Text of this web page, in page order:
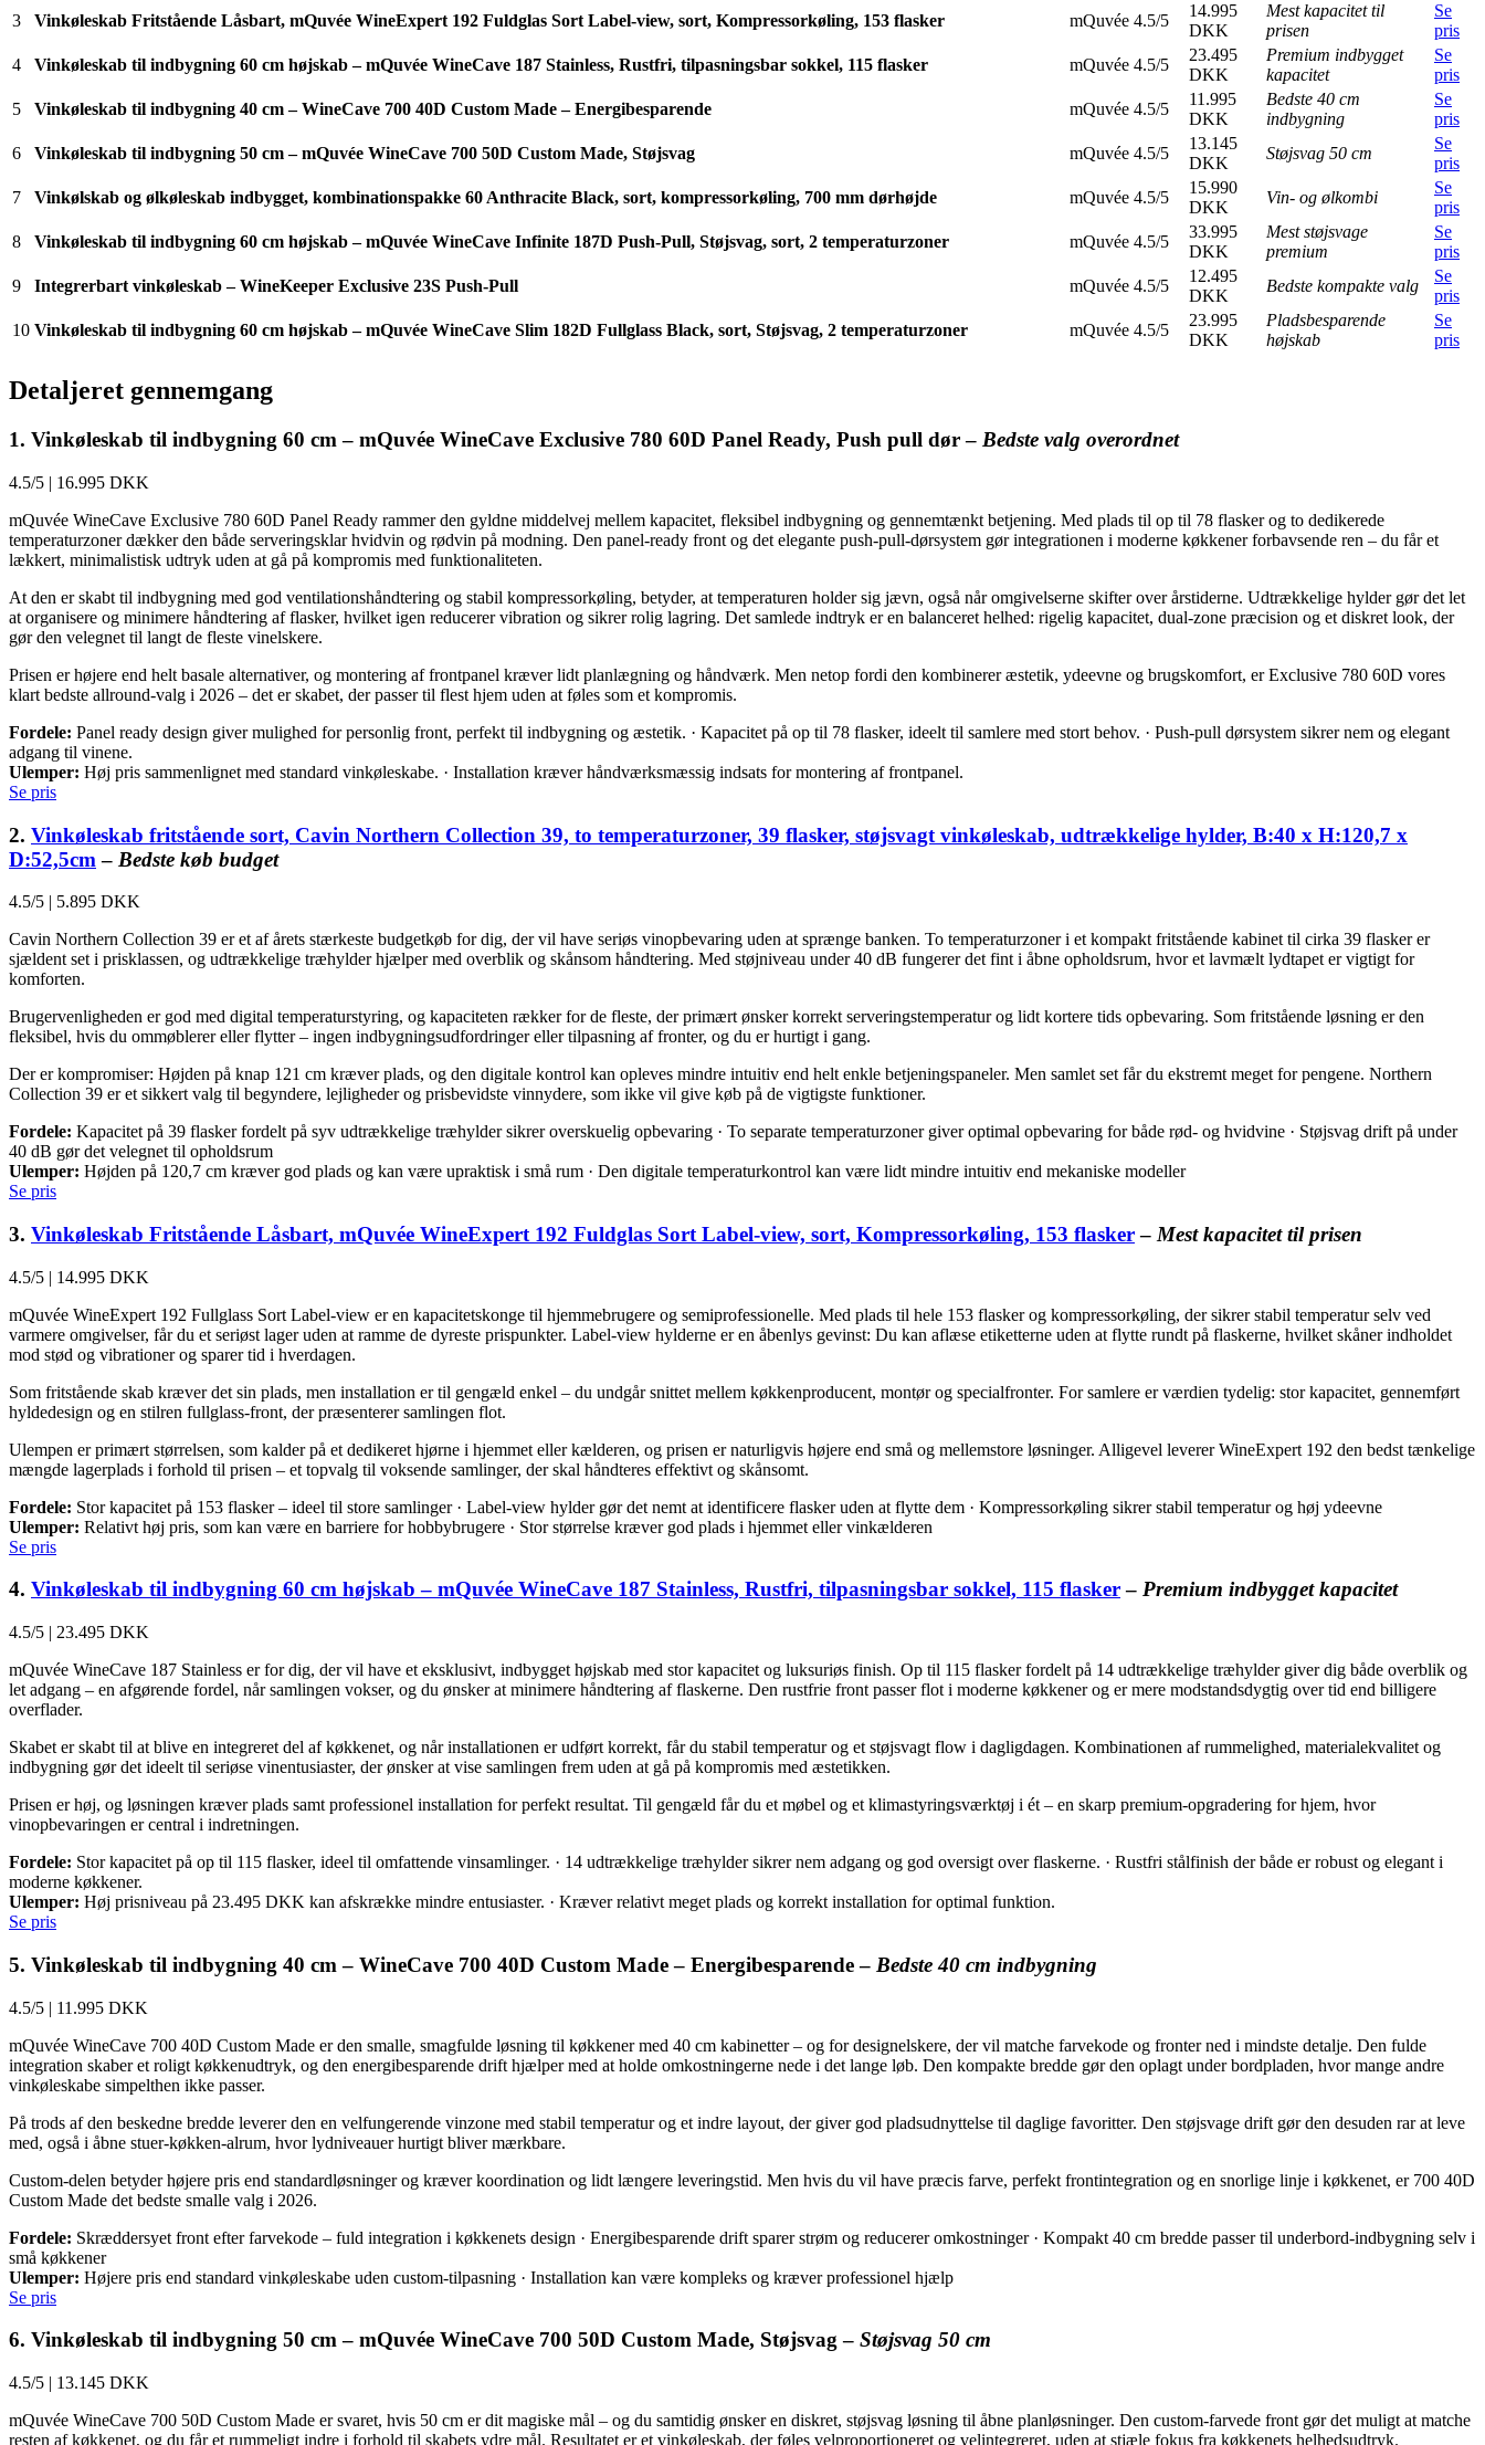
3
Vinkøleskab Fritstående Låsbart, mQuvée WineExpert 192 Fuldglas Sort Label-view, sort, Kompressorkøling, 153 flasker mQuvée 4.5/5
14.995
DKK
Mest kapacitet til
prisen
Se
pris
4
Vinkøleskab til indbygning 60 cm højskab – mQuvée WineCave 187 Stainless, Rustfri, tilpasningsbar sokkel, 115 flasker mQuvée 4.5/5
23.495
DKK
Premium indbygget
kapacitet
Se
pris
5
Vinkøleskab til indbygning 40 cm – WineCave 700 40D Custom Made – Energibesparende mQuvée 4.5/5
11.995
DKK
Bedste 40 cm
indbygning
Se
pris
6
Vinkøleskab til indbygning 50 cm – mQuvée WineCave 700 50D Custom Made, Støjsvag mQuvée 4.5/5
13.145
DKK
Støjsvag 50 cm
Se
pris
7
Vinkølskab og ølkøleskab indbygget, kombinationspakke 60 Anthracite Black, sort, kompressorkøling, 700 mm dørhøjde mQuvée 4.5/5
15.990
DKK
Vin- og ølkombi
Se
pris
8
Vinkøleskab til indbygning 60 cm højskab – mQuvée WineCave Infinite 187D Push-Pull, Støjsvag, sort, 2 temperaturzoner mQuvée 4.5/5
33.995
DKK
Mest støjsvage
premium
Se
pris
9
Integrerbart vinkøleskab – WineKeeper Exclusive 23S Push-Pull mQuvée 4.5/5
12.495
DKK
Bedste kompakte valg
Se
pris
10 Vinkøleskab til indbygning 60 cm højskab – mQuvée WineCave Slim 182D Fullglass Black, sort, Støjsvag, 2 temperaturzoner mQuvée 4.5/5
23.995
DKK
Pladsbesparende
højskab
Se
pris
Detaljeret gennemgang
1. Vinkøleskab til indbygning 60 cm – mQuvée WineCave Exclusive 780 60D Panel Ready, Push pull dør – Bedste valg overordnet
4.5/5 | 16.995 DKK
mQuvée WineCave Exclusive 780 60D Panel Ready rammer den gyldne middelvej mellem kapacitet, fleksibel indbygning og gennemtænkt betjening. Med plads til op til 78 flasker og to dedikerede
temperaturzoner dækker den både serveringsklar hvidvin og rødvin på modning. Den panel-ready front og det elegante push-pull-dørsystem gør integrationen i moderne køkkener forbavsende ren – du får et
lækkert, minimalistisk udtryk uden at gå på kompromis med funktionaliteten.
At den er skabt til indbygning med god ventilationshåndtering og stabil kompressorkøling, betyder, at temperaturen holder sig jævn, også når omgivelserne skifter over årstiderne. Udtrækkelige hylder gør det let
at organisere og minimere håndtering af flasker, hvilket igen reducerer vibration og sikrer rolig lagring. Det samlede indtryk er en balanceret helhed: rigelig kapacitet, dual-zone præcision og et diskret look, der
gør den velegnet til langt de fleste vinelskere.
Prisen er højere end helt basale alternativer, og montering af frontpanel kræver lidt planlægning og håndværk. Men netop fordi den kombinerer æstetik, ydeevne og brugskomfort, er Exclusive 780 60D vores
klart bedste allround-valg i 2026 – det er skabet, der passer til flest hjem uden at føles som et kompromis.
Fordele: Panel ready design giver mulighed for personlig front, perfekt til indbygning og æstetik. · Kapacitet på op til 78 flasker, ideelt til samlere med stort behov. · Push-pull dørsystem sikrer nem og elegant
adgang til vinene.
Ulemper: Høj pris sammenlignet med standard vinkøleskabe. · Installation kræver håndværksmæssig indsats for montering af frontpanel.
Se pris
2. Vinkøleskab fritstående sort, Cavin Northern Collection 39, to temperaturzoner, 39 flasker, støjsvagt vinkøleskab, udtrækkelige hylder, B:40 x H:120,7 x
D:52,5cm – Bedste køb budget
4.5/5 | 5.895 DKK
Cavin Northern Collection 39 er et af årets stærkeste budgetkøb for dig, der vil have seriøs vinopbevaring uden at sprænge banken. To temperaturzoner i et kompakt fritstående kabinet til cirka 39 flasker er
sjældent set i prisklassen, og udtrækkelige træhylder hjælper med overblik og skånsom håndtering. Med støjniveau under 40 dB fungerer det fint i åbne opholdsrum, hvor et lavmælt lydtapet er vigtigt for
komforten.
Brugervenligheden er god med digital temperaturstyring, og kapaciteten rækker for de fleste, der primært ønsker korrekt serveringstemperatur og lidt kortere tids opbevaring. Som fritstående løsning er den
fleksibel, hvis du ommøblerer eller flytter – ingen indbygningsudfordringer eller tilpasning af fronter, og du er hurtigt i gang.
Der er kompromiser: Højden på knap 121 cm kræver plads, og den digitale kontrol kan opleves mindre intuitiv end helt enkle betjeningspaneler. Men samlet set får du ekstremt meget for pengene. Northern
Collection 39 er et sikkert valg til begyndere, lejligheder og prisbevidste vinnydere, som ikke vil give køb på de vigtigste funktioner.
Fordele: Kapacitet på 39 flasker fordelt på syv udtrækkelige træhylder sikrer overskuelig opbevaring · To separate temperaturzoner giver optimal opbevaring for både rød- og hvidvine · Støjsvag drift på under
40 dB gør det velegnet til opholdsrum
Ulemper: Højden på 120,7 cm kræver god plads og kan være upraktisk i små rum · Den digitale temperaturkontrol kan være lidt mindre intuitiv end mekaniske modeller
Se pris
3. Vinkøleskab Fritstående Låsbart, mQuvée WineExpert 192 Fuldglas Sort Label-view, sort, Kompressorkøling, 153 flasker– Mest kapacitet til prisen
4.5/5 | 14.995 DKK
mQuvée WineExpert 192 Fullglass Sort Label-view er en kapacitetskonge til hjemmebrugere og semiprofessionelle. Med plads til hele 153 flasker og kompressorkøling, der sikrer stabil temperatur selv ved
varmere omgivelser, får du et seriøst lager uden at ramme de dyreste prispunkter. Label-view hylderne er en åbenlys gevinst: Du kan aflæse etiketterne uden at flytte rundt på flaskerne, hvilket skåner indholdet
mod stød og vibrationer og sparer tid i hverdagen.
Som fritstående skab kræver det sin plads, men installation er til gengæld enkel – du undgår snittet mellem køkkenproducent, montør og specialfronter. For samlere er værdien tydelig: stor kapacitet, gennemført
hyldedesign og en stilren fullglass-front, der præsenterer samlingen flot.
Ulempen er primært størrelsen, som kalder på et dedikeret hjørne i hjemmet eller kælderen, og prisen er naturligvis højere end små og mellemstore løsninger. Alligevel leverer WineExpert 192 den bedst tænkelige
mængde lagerplads i forhold til prisen – et topvalg til voksende samlinger, der skal håndteres effektivt og skånsomt.
Fordele: Stor kapacitet på 153 flasker – ideel til store samlinger · Label-view hylder gør det nemt at identificere flasker uden at flytte dem · Kompressorkøling sikrer stabil temperatur og høj ydeevne
Ulemper: Relativt høj pris, som kan være en barriere for hobbybrugere · Stor størrelse kræver god plads i hjemmet eller vinkælderen
Se pris
4. Vinkøleskab til indbygning 60 cm højskab – mQuvée WineCave 187 Stainless, Rustfri, tilpasningsbar sokkel, 115 flasker– Premium indbygget kapacitet
4.5/5 | 23.495 DKK
mQuvée WineCave 187 Stainless er for dig, der vil have et eksklusivt, indbygget højskab med stor kapacitet og luksuriøs finish. Op til 115 flasker fordelt på 14 udtrækkelige træhylder giver dig både overblik og
let adgang – en afgørende fordel, når samlingen vokser, og du ønsker at minimere håndtering af flaskerne. Den rustfrie front passer flot i moderne køkkener og er mere modstandsdygtig over tid end billigere
overflader.
Skabet er skabt til at blive en integreret del af køkkenet, og når installationen er udført korrekt, får du stabil temperatur og et støjsvagt flow i dagligdagen. Kombinationen af rummelighed, materialekvalitet og
indbygning gør det ideelt til seriøse vinentusiaster, der ønsker at vise samlingen frem uden at gå på kompromis med æstetikken.
Prisen er høj, og løsningen kræver plads samt professionel installation for perfekt resultat. Til gengæld får du et møbel og et klimastyringsværktøj i ét – en skarp premium-opgradering for hjem, hvor
vinopbevaringen er central i indretningen.
Fordele: Stor kapacitet på op til 115 flasker, ideel til omfattende vinsamlinger. · 14 udtrækkelige træhylder sikrer nem adgang og god oversigt over flaskerne. · Rustfri stålfinish der både er robust og elegant i
moderne køkkener.
Ulemper: Høj prisniveau på 23.495 DKK kan afskrække mindre entusiaster. · Kræver relativt meget plads og korrekt installation for optimal funktion.
Se pris
5. Vinkøleskab til indbygning 40 cm – WineCave 700 40D Custom Made – Energibesparende – Bedste 40 cm indbygning
4.5/5 | 11.995 DKK
mQuvée WineCave 700 40D Custom Made er den smalle, smagfulde løsning til køkkener med 40 cm kabinetter – og for designelskere, der vil matche farvekode og fronter ned i mindste detalje. Den fulde
integration skaber et roligt køkkenudtryk, og den energibesparende drift hjælper med at holde omkostningerne nede i det lange løb. Den kompakte bredde gør den oplagt under bordpladen, hvor mange andre
vinkøleskabe simpelthen ikke passer.
På trods af den beskedne bredde leverer den en velfungerende vinzone med stabil temperatur og et indre layout, der giver god pladsudnyttelse til daglige favoritter. Den støjsvage drift gør den desuden rar at leve
med, også i åbne stuer-køkken-alrum, hvor lydniveauer hurtigt bliver mærkbare.
Custom-delen betyder højere pris end standardløsninger og kræver koordination og lidt længere leveringstid. Men hvis du vil have præcis farve, perfekt frontintegration og en snorlige linje i køkkenet, er 700 40D
Custom Made det bedste smalle valg i 2026.
Fordele: Skræddersyet front efter farvekode – fuld integration i køkkenets design · Energibesparende drift sparer strøm og reducerer omkostninger · Kompakt 40 cm bredde passer til underbord-indbygning selv i
små køkkener
Ulemper: Højere pris end standard vinkøleskabe uden custom-tilpasning · Installation kan være kompleks og kræver professionel hjælp
Se pris
6. Vinkøleskab til indbygning 50 cm – mQuvée WineCave 700 50D Custom Made, Støjsvag – Støjsvag 50 cm
4.5/5 | 13.145 DKK
mQuvée WineCave 700 50D Custom Made er svaret, hvis 50 cm er dit magiske mål – og du samtidig ønsker en diskret, støjsvag løsning til åbne planløsninger. Den custom-farvede front gør det muligt at matche
resten af køkkenet, og du får et rummeligt indre i forhold til skabets ydre mål. Resultatet er et vinkøleskab, der føles velproportioneret og velintegreret, uden at stjæle fokus fra køkkenets helhedsudtryk.